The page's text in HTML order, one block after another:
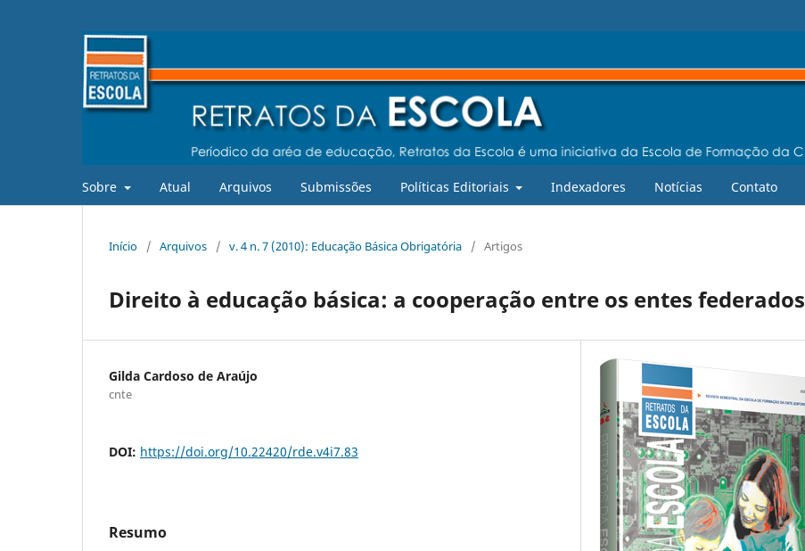
Sobre Atual Arquivos Submissões Políticas Editoriais Indexadores Notícias Contato
Início / Arquivos / v. 4 n. 7 (2010): Educação Básica Obrigatória / Artigos
Direito à educação básica: a cooperação entre os entes federados
Gilda Cardoso de Araújo
cnte
DOI: https://doi.org/10.22420/rde.v4i7.83
Resumo